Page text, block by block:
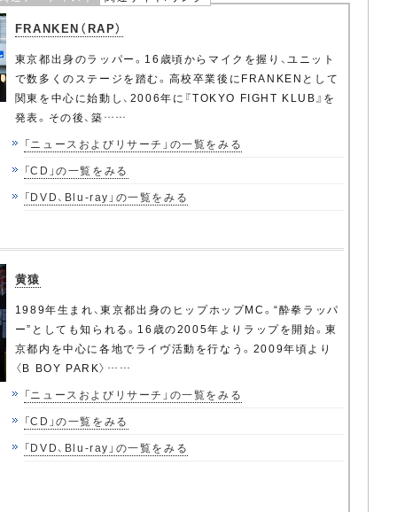
FRANKEN（RAP）
東京都出身のラッパー。16歳頃からマイクを握り、ユニット
で数多くのステージを踏む。高校卒業後にFRANKENとして
関東を中心に始動し、2006年に『TOKYO FIGHT KLUB』を
発表。その後、築……
「ニュースおよびリサーチ」の一覧をみる
「CD」の一覧をみる
「DVD、Blu-ray」の一覧をみる
黄猿
1989年生まれ、東京都出身のヒップホップMC。“酔拳ラッパ
ー”としても知られる。16歳の2005年よりラップを開始。東
京都内を中心に各地でライヴ活動を行なう。2009年頃より
〈B BOY PARK〉……
「ニュースおよびリサーチ」の一覧をみる
「CD」の一覧をみる
「DVD、Blu-ray」の一覧をみる